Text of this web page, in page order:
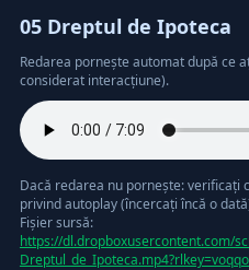
05 Dreptul de Ipoteca
Redarea pornește automat după ce
considerat interacțiune).
Dacă redarea nu pornește: verificați
privind autoplay (încercați încă o
Fişier sursă:
https://dl.dropboxusercontent.com/